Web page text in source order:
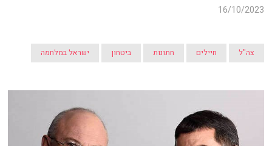
16/10/2023
צה"ל חיילים חתונות ביטחון ישראל במלחמה